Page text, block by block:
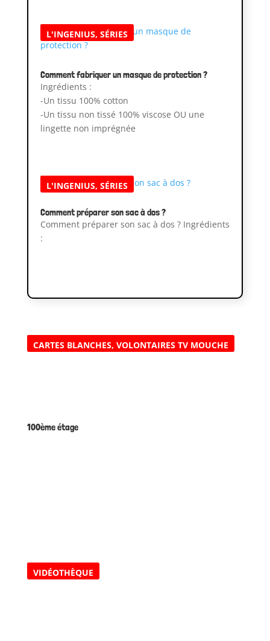
Comment fabriquer un masque de protection ?
L'INGENIUS, SÉRIES
Ingrédients :
-Un tissu 100% cotton
-Un tissu non tissé 100% viscose OU une
lingette non imprégnée
Comment préparer son sac à dos ?
L'INGENIUS, SÉRIES
Comment préparer son sac à dos ? Ingrédients
:
100ème étage
CARTES BLANCHES, VOLONTAIRES TV MOUCHE
VIDÉOTHÈQUE